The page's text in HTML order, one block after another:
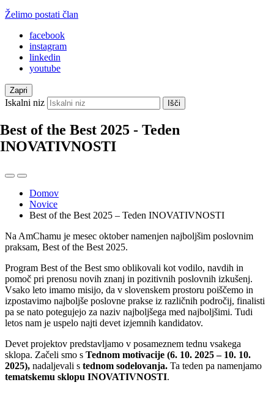
Želimo postati član
facebook
instagram
linkedin
youtube
Zapri
Iskalni niz Išči
Best of the Best 2025 - Teden
INOVATIVNOSTI
Domov
Novice
Best of the Best 2025 – Teden INOVATIVNOSTI
Na AmChamu je mesec oktober namenjen najboljšim poslovnim
praksam, Best of the Best 2025.
Program Best of the Best smo oblikovali kot vodilo, navdih in
pomoč pri prenosu novih znanj in pozitivnih poslovnih izkušenj.
Vsako leto imamo misijo, da v slovenskem prostoru poiščemo in
izpostavimo najboljše poslovne prakse iz različnih področij, finalisti
pa se nato potegujejo za naziv najboljšega med najboljšimi. Tudi
letos nam je uspelo najti devet izjemnih kandidatov.
Devet projektov predstavljamo v posameznem tednu vsakega
sklopa. Začeli smo s Tednom motivacije (6. 10. 2025 – 10. 10.
2025), nadaljevali s tednom sodelovanja. Ta teden pa namenjamo
tematskemu sklopu INOVATIVNOSTI.